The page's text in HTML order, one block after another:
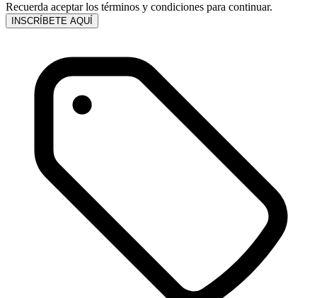
Recuerda aceptar los términos y condiciones para continuar.
INSCRÍBETE AQUÍ